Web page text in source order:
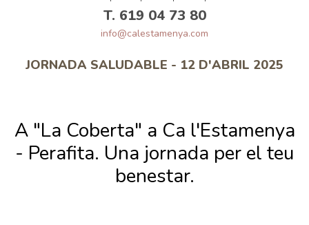
T. 619 04 73 80
info@calestamenya.com
JORNADA SALUDABLE - 12 D'ABRIL 2025
A "La Coberta" a Ca l'Estamenya
- Perafita. Una jornada per el teu
benestar.